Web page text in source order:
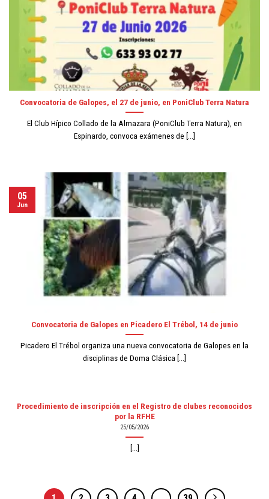
Convocatoria de Galopes, el 27 de junio, en PoniClub Terra Natura
El Club Hípico Collado de la Almazara (PoniClub Terra Natura), en
Espinardo, convoca exámenes de [...]
Convocatoria de Galopes en Picadero El Trébol, 14 de junio
Picadero El Trébol organiza una nueva convocatoria de Galopes en la
disciplinas de Doma Clásica [...]
05
Jun
Procedimiento de inscripción en el Registro de clubes reconocidos
por la RFHE
25/05/2026
[...]